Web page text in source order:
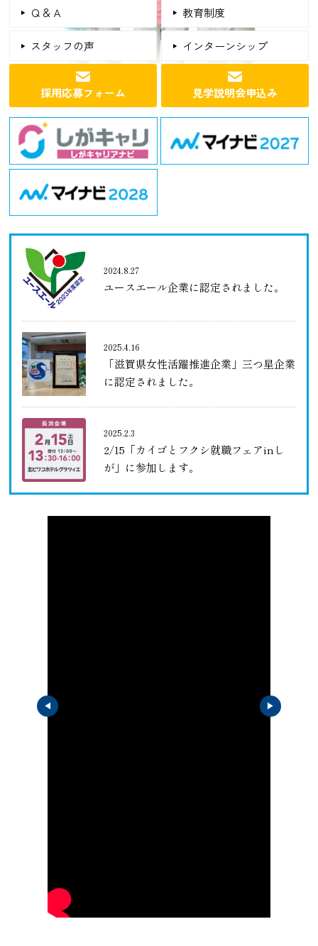
Ｑ＆Ａ 教育制度
スタッフの声 インターンシップ
採用応募フォーム 見学説明会申込み
2024.8.27
ユースエール企業に認定されました。
2025.4.16
「滋賀県女性活躍推進企業」三つ星企業
に認定されました。
2025.2.3
2/15「カイゴとフクシ就職フェアinし
が」に参加します。